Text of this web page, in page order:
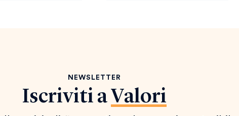
NEWSLETTER
Iscriviti a Valori